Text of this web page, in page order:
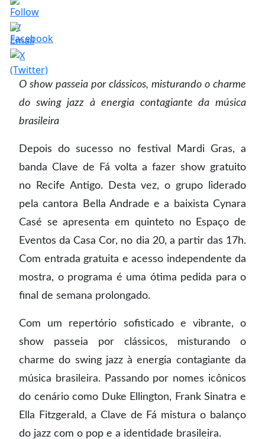
O show passeia por clássicos, misturando o charme
do swing jazz à energia contagiante da música
brasileira
Depois do sucesso no festival Mardi Gras, a
banda Clave de Fá volta a fazer show gratuito
no Recife Antigo. Desta vez, o grupo liderado
pela cantora Bella Andrade e a baixista Cynara
Casé se apresenta em quinteto no Espaço de
Eventos da Casa Cor, no dia 20, a partir das 17h.
Com entrada gratuita e acesso independente da
mostra, o programa é uma ótima pedida para o
final de semana prolongado.
Com um repertório sofisticado e vibrante, o
show passeia por clássicos, misturando o
charme do swing jazz à energia contagiante da
música brasileira. Passando por nomes icônicos
do cenário como Duke Ellington, Frank Sinatra e
Ella Fitzgerald, a Clave de Fá mistura o balanço
do jazz com o pop e a identidade brasileira.